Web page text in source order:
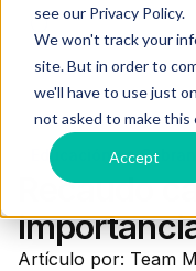
see our Privacy Policy.
We won't track your
site. But in order to
we'll have to use just
not asked to make this
Accept
Educación en
Recaudo
Artículo por: Team